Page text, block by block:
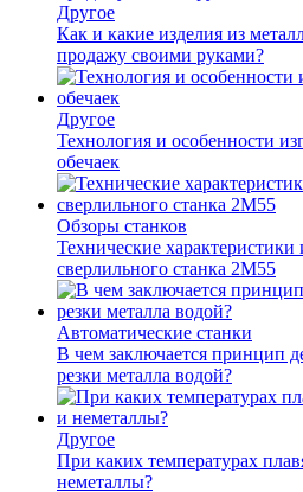
Другое
Как и какие изделия из
продажу своими руками?
Другое
Технология и особенности
обечаек
Обзоры станков
Технические характеристики
сверлильного станка 2М55
Автоматические станки
В чем заключается принцип
резки металла водой?
Другое
При каких температурах
неметаллы?